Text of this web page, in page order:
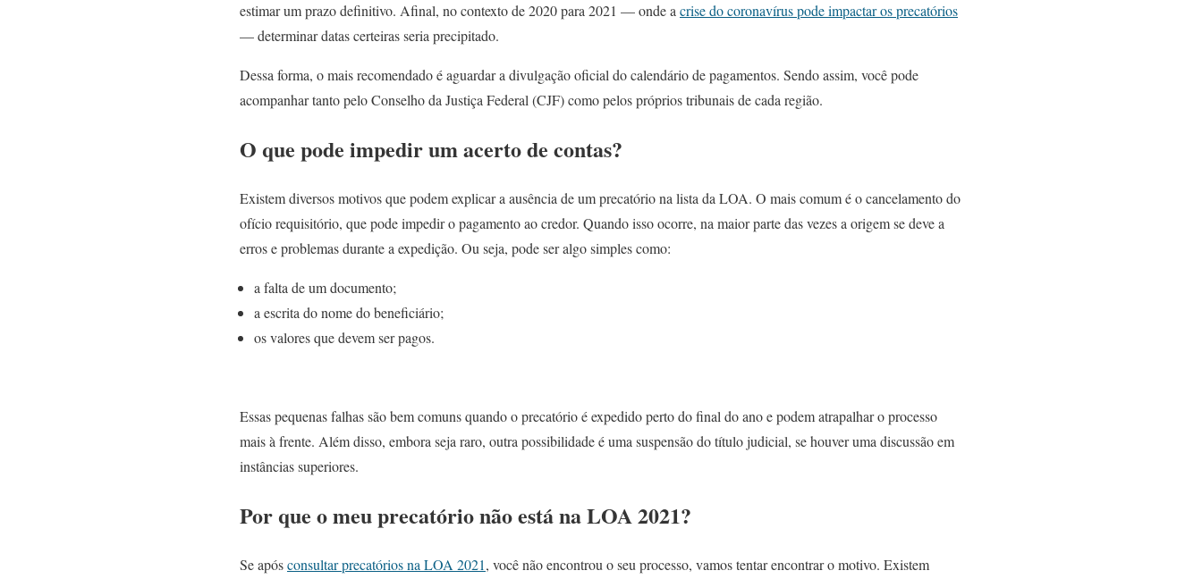
estimar um prazo definitivo. Afinal, no contexto de 2020 para 2021 — onde acrise do coronavírus pode impactar os precatórios
— determinar datas certeiras seria precipitado.
Dessa forma, o mais recomendado é aguardar a divulgação oficial do calendário de pagamentos. Sendo assim, você pode
acompanhar tanto pelo Conselho da Justiça Federal (CJF) como pelos próprios tribunais de cada região.
O que pode impedir um acerto de contas?
Existem diversos motivos que podem explicar a ausência de um precatório na lista da LOA. O mais comum é o cancelamento do
ofício requisitório, que pode impedir o pagamento ao credor. Quando isso ocorre, na maior parte das vezes a origem se deve a
erros e problemas durante a expedição. Ou seja, pode ser algo simples como:
a falta de um documento;
a escrita do nome do beneficiário;
os valores que devem ser pagos.
Essas pequenas falhas são bem comuns quando o precatório é expedido perto do final do ano e podem atrapalhar o processo
mais à frente. Além disso, embora seja raro, outra possibilidade é uma suspensão do título judicial, se houver uma discussão em
instâncias superiores.
Por que o meu precatório não está na LOA 2021?
Se apósconsultar precatórios na LOA 2021, você não encontrou o seu processo, vamos tentar encontrar o motivo. Existem